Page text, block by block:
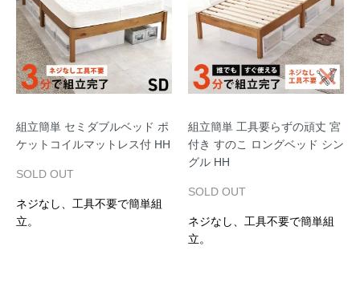
組立簡単 セミダブルベッド ポ
ケットコイルマットレス付 HH
SOLD OUT
ネジなし、工具不要で簡単組
立。
組立簡単 工具要らずの頑丈 宮
付き すのこ ロングベッド シン
グル HH
SOLD OUT
ネジなし、工具不要で簡単組
立。